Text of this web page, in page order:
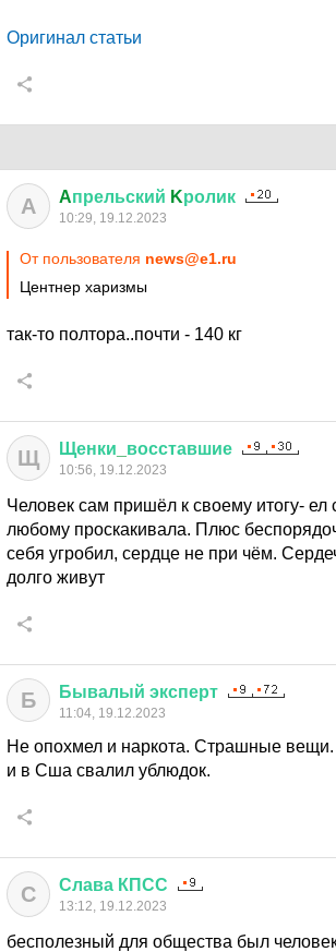
Оригинал статьи
A Aпрельский Kролик
10:29, 19.12.2023
От пользователя news@e1.ru
Центнер харизмы
так-то полтора..почти - 140 кг
Щ Щенки восставшие
10:56, 19.12.2023
Человек сам пришёл к своему итогу- ел
любому проскакивала. Плюс
себя угробил, сердце не при чём.
долго живут
Б Бывалый эксперт
11:04, 19.12.2023
Не опохмел и наркота. Страшные вещи.
и в Сша свалил ублюдок.
С Слава КПСС
13:12, 19.12.2023
бесполезный для общества был